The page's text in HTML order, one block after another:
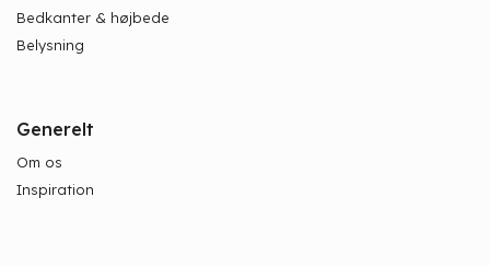
Bedkanter & højbede
Belysning
Generelt
Om os
Inspiration